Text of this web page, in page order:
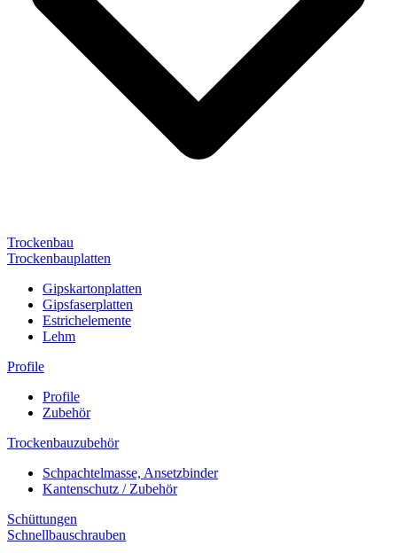
Trockenbau
Trockenbauplatten
Gipskartonplatten
Gipsfaserplatten
Estrichelemente
Lehm
Profile
Profile
Zubehör
Trockenbauzubehör
Schpachtelmasse, Ansetzbinder
Kantenschutz / Zubehör
Schüttungen
Schnellbauschrauben